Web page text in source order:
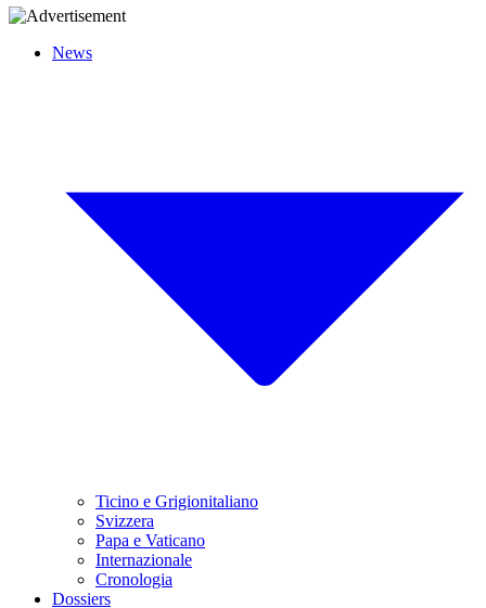
News
Ticino e Grigionitaliano
Svizzera
Papa e Vaticano
Internazionale
Cronologia
Dossiers